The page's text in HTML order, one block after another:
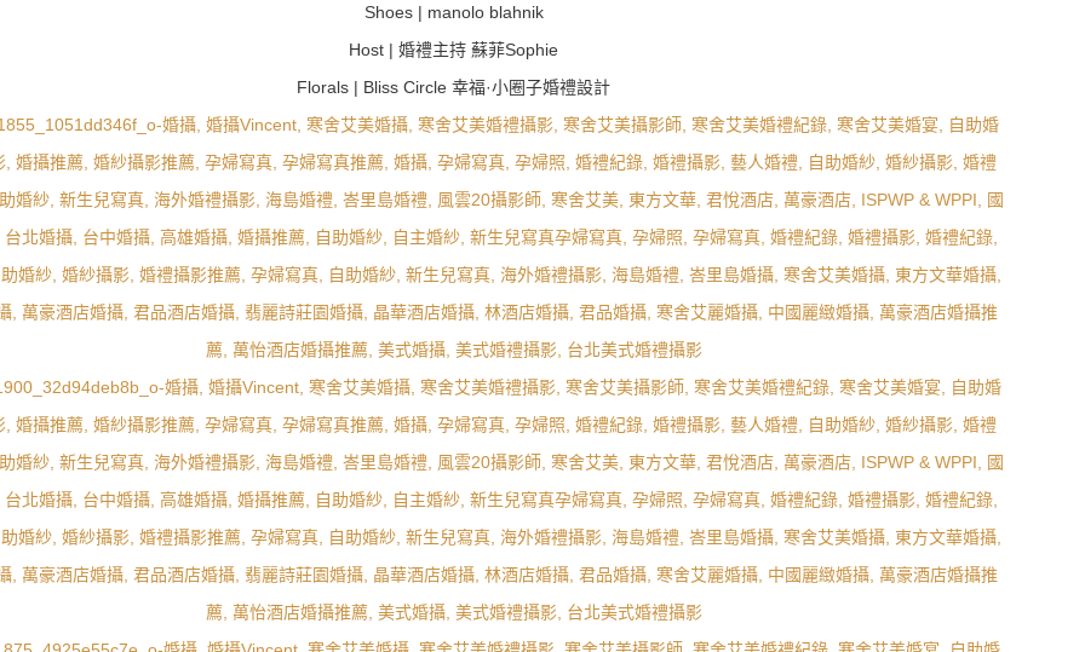
Shoes | manolo blahnik
Host | 婚禮主持 蘇菲Sophie
Florals | Bliss Circle 幸福·小圈子婚禮設計